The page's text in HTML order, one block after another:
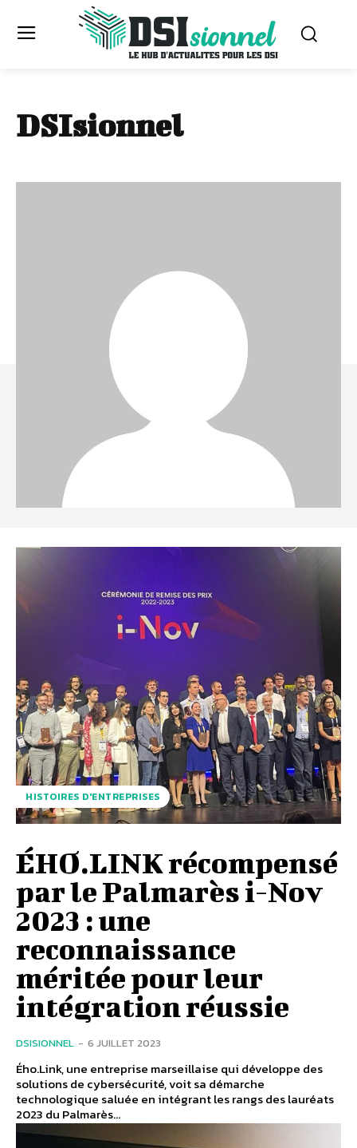
DSIsionnel
HISTOIRES D'ENTREPRISES
ÉHO.LINK récompensé
par le Palmarès i-Nov
2023 : une
reconnaissance
méritée pour leur
intégration réussie
DSISIONNEL - 6 JUILLET 2023
Ého.Link, une entreprise marseillaise qui développe des
solutions de cybersécurité, voit sa démarche
technologique saluée en intégrant les rangs des lauréats
2023 du Palmarès...